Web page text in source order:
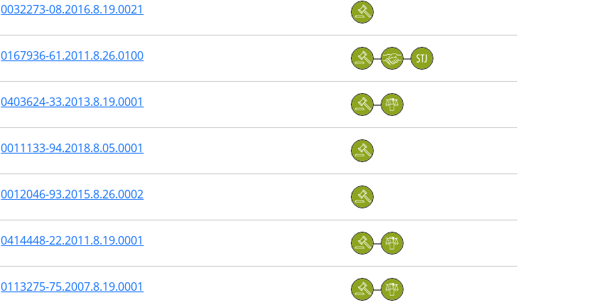
0032273-08.2016.8.19.0021
0167936-61.2011.8.26.0100
0403624-33.2013.8.19.0001
0011133-94.2018.8.05.0001
0012046-93.2015.8.26.0002
0414448-22.2011.8.19.0001
0113275-75.2007.8.19.0001